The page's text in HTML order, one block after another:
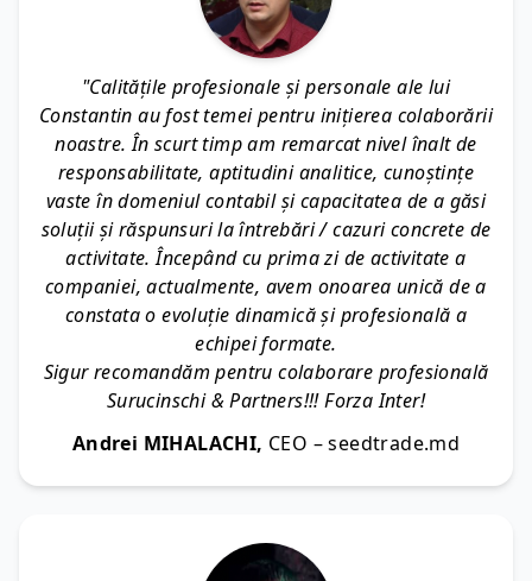
"Calitățile profesionale și personale ale lui
Constantin au fost temei pentru inițierea colaborării
noastre. În scurt timp am remarcat nivel înalt de
responsabilitate, aptitudini analitice, cunoștințe
vaste în domeniul contabil și capacitatea de a găsi
soluții și răspunsuri la întrebări / cazuri concrete de
activitate. Începând cu prima zi de activitate a
companiei, actualmente, avem onoarea unică de a
constata o evoluție dinamică și profesională a
echipei formate.
Sigur recomandăm pentru colaborare profesională
Surucinschi & Partners!!! Forza Inter!
Andrei MIHALACHI, CEO – seedtrade.md